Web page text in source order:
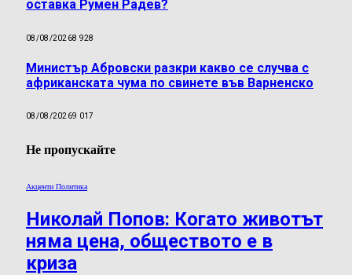
оставка Румен Радев?
08/08/20268 928
Министър Абровски разкри какво се случва с
африканската чума по свинете във Варненско
08/08/20269 017
Не пропускайте
Акценти Политика
Николай Попов: Когато животът
няма цена, обществото е в
криза